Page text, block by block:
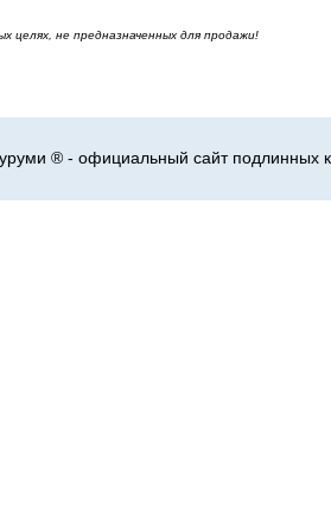
целях, не предназначенных для продажи!
® - официальный сайт подлинных